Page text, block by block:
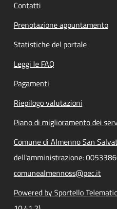
Contatti
Prenotazione appuntamento
Statistiche del portale
Leggi le FAQ
Pagamenti
Riepilogo valutazioni
Piano di miglioramento dei
Comune di Almenno San
dell'amministrazione:
comunealmennoss@pec.it
Powered by Sportello